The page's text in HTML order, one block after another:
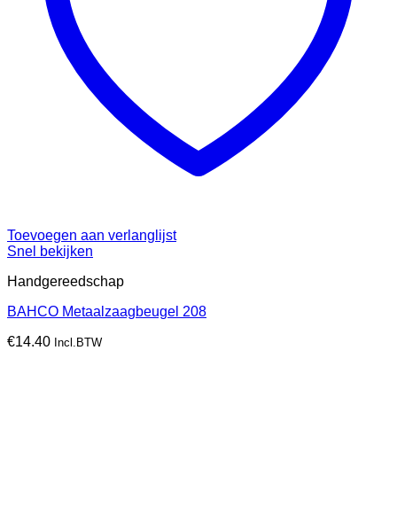
Toevoegen aan verlanglijst
Snel bekijken
Handgereedschap
BAHCO Metaalzaagbeugel 208
€14.40 Incl.BTW